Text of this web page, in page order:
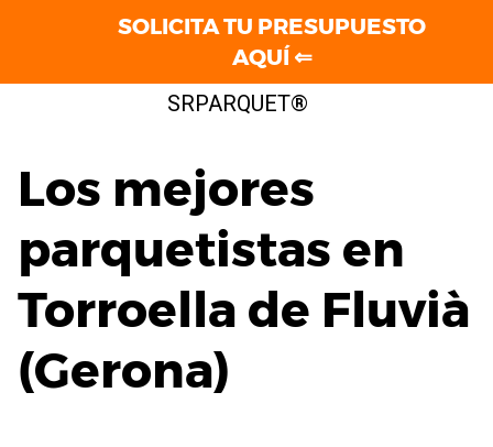
SRPARQUET®
Los mejores
parquetistas en
Torroella de Fluvià
(Gerona)
SOLICITA TU PRESUPUESTO
AQUÍ ⇐